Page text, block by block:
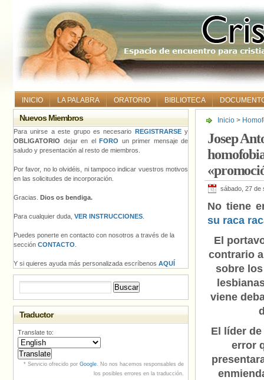
INICIO LA PALABRA ORATORIO BIBLIOTECA
Inicio >
Josep
sábado, 27 de
No tiene
su raca
El
contrario
sobre
viene
El líder
error
Nuevos Miembros
Para unirse a este grupo es necesario REGISTRARSEy
OBLIGATORIO dejar en el FORO un primer mensaje de
saludo y presentación al resto de miembros.
Por favor, no lo olvidéis, ni tampoco indicar vuestros motivos
en las solicitudes de incorporación.
Gracias. Dios os bendiga.
Para cualquier duda, VER INSTRUCCIONES
Puedes ponerte en contacto con nosotros a través de la
sección CONTACTO
Y si quieres ayuda más personalizada escríbenos AQUÍ
Traductor
Translate to:
* Servicio ofrecido por Google. No nos hacemos responsables de
los posibles errores en la traducción.